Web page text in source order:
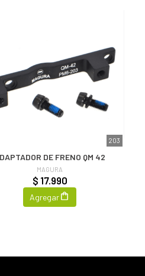
203
DE FRENO QM 42
MAGURA
$ 17.990
Agregar